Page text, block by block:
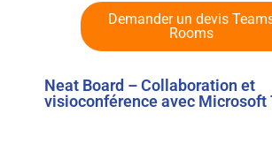
Demander un devis
Rooms
Neat Board – Collaboration et
visioconférence avec Microsoft